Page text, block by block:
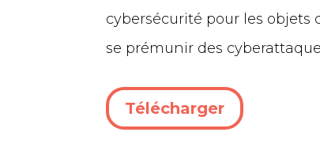
cybersécurité pour les objets
se prémunir des
Télécharger